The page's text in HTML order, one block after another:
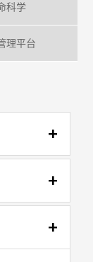
科学
理平台